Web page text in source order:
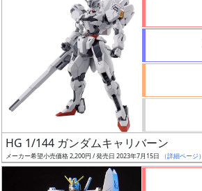
リ
ー
ズ・
タ
HG 1/144 ガンダムキャリバーン
メーカー希望小売価格 2,200円 / 発売日 2023年7月15日 （詳細ページ）